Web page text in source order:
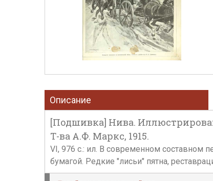
Описание
[Подшивка] Нива.
Т-ва А.Ф. Маркс, 1915.
VI, 976 с.: ил. В современном
бумагой. Редкие "лисьи" пятна,